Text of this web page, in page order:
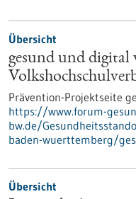
Übersicht
gesund und digital
Prävention-Projektseite
https://www.forum-
bw.de/
baden-wuerttemberg/
Übersicht